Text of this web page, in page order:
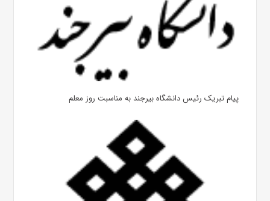
پیام تبریک رئیس دانشگاه بیرجند به مناسبت روز معلم